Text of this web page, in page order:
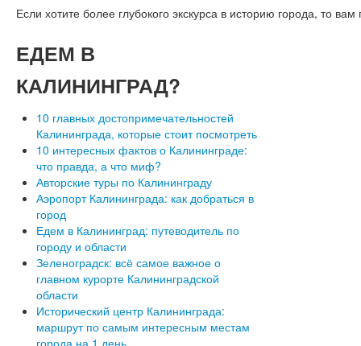
Если хотите более глубокого экскурса в историю города, то
ЕДЕМ В
КАЛИНИНГРАД?
10 главных достопримечательностей
Калининграда, которые стоит посмотреть
10 интересных фактов о Калининграде:
что правда, а что миф?
Авторские туры по Калининграду
Аэропорт Калининграда: как добраться в
город
Едем в Калининград: путеводитель по
городу и области
Зеленоградск: всё самое важное о
главном курорте Калининградской
области
Исторический центр Калининграда:
маршрут по самым интересным местам
города на 1 день